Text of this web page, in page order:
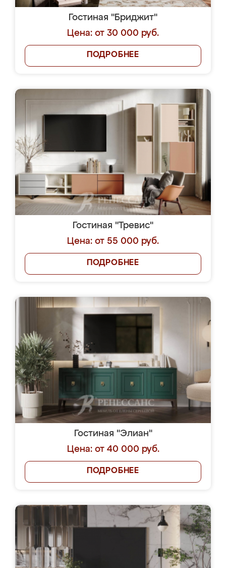
Гостиная "Бриджит"
Цена: от 30 000 руб.
ПОДРОБНЕЕ
Гостиная "Тревис"
Цена: от 55 000 руб.
ПОДРОБНЕЕ
Гостиная "Элиан"
Цена: от 40 000 руб.
ПОДРОБНЕЕ